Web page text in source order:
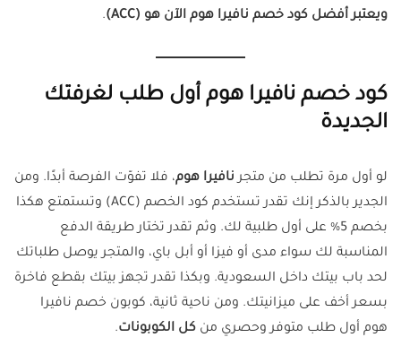
ويعتبر أفضل كود خصم نافيرا هوم الآن هو (ACC)
.
كود خصم نافيرا هوم أول طلب لغرفتك
الجديدة
لو أول مرة تطلب من متجرنافيرا هوم، فلا تفوّت الفرصة أبدًا. ومن
الجدير بالذكر إنك تقدر تستخدم كود الخصم (ACC) وتستمتع هكذا
بخصم 5% على أول طلبية لك. وثم تقدر تختار طريقة الدفع
المناسبة لك سواء مدى أو فيزا أو أبل باي، والمتجر يوصل طلباتك
لحد باب بيتك داخل السعودية. وبكذا تقدر تجهز بيتك بقطع فاخرة
بسعر أخف على ميزانيتك. ومن ناحية ثانية، كوبون خصم نافيرا
هوم أول طلب متوفر وحصري من كل الكوبونات.